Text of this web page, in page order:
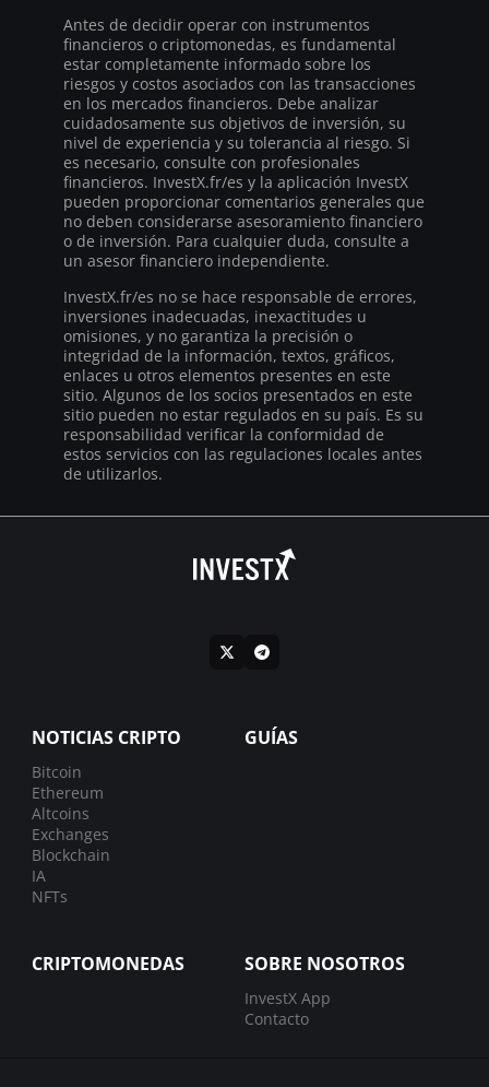
Antes de decidir operar con instrumentos
financieros o criptomonedas, es fundamental
estar completamente informado sobre los
riesgos y costos asociados con las transacciones
en los mercados financieros. Debe analizar
cuidadosamente sus objetivos de inversión, su
nivel de experiencia y su tolerancia al riesgo. Si
es necesario, consulte con profesionales
financieros. InvestX.fr/es y la aplicación InvestX
pueden proporcionar comentarios generales que
no deben considerarse asesoramiento financiero
o de inversión. Para cualquier duda, consulte a
un asesor financiero independiente.
InvestX.fr/es no se hace responsable de errores,
inversiones inadecuadas, inexactitudes u
omisiones, y no garantiza la precisión o
integridad de la información, textos, gráficos,
enlaces u otros elementos presentes en este
sitio. Algunos de los socios presentados en este
sitio pueden no estar regulados en su país. Es su
responsabilidad verificar la conformidad de
estos servicios con las regulaciones locales antes
de utilizarlos.
NOTICIAS CRIPTO
Bitcoin
Ethereum
Altcoins
Exchanges
Blockchain
IA
NFTs
GUÍAS
CRIPTOMONEDAS SOBRE NOSOTROS
InvestX App
Contacto